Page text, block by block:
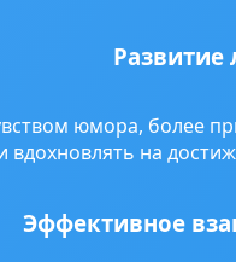
Развитие
юмора, более
вдохновлять на
Эффективное